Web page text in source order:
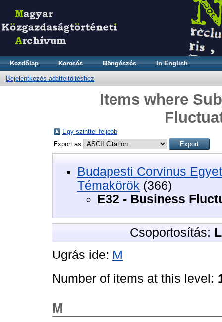
Kezdőlap Keresés Böngészés In English
Bejelentkezés adatfeltöltéshez
Items where
Egy szinttel feljebb
Export as
Budapesti Corvinus
Témakörök (366)
E32 - Business
Csoportosítás:
Ugrás ide: M
Number of items at this level:
M